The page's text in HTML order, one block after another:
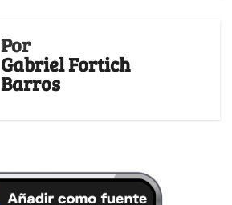
Por
Gabriel Fortich
Barros